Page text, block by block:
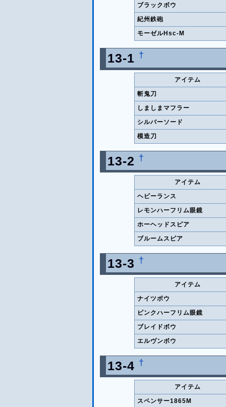
ブラックボウ
紀州鉄砲
モーゼルHsc-M
13-1 †
アイテム
斬鬼刀
しましまマフラー
シルバーソード
模造刀
13-2 †
アイテム
ヘビーランス
レモンハーフリム眼鏡
ホーヘッドスピア
ブルームスピア
13-3 †
アイテム
ナイツボウ
ピンクハーフリム眼鏡
ブレイドボウ
エルヴンボウ
13-4 †
アイテム
スペンサー1865M